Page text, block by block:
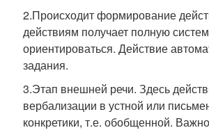
2.Происходит формирование
действиям получает полную
ориентироваться. Действие
задания.
3.Этап внешней речи. Здесь
вербализации в устной или
конкретики, т.е. обобщенной.